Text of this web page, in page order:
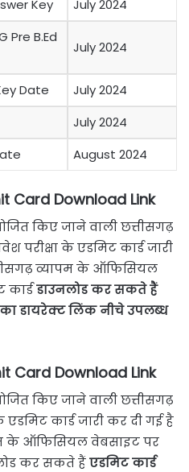
Key
July 2024
Pre B.Ed
July 2024
Date
July 2024
July 2024
August 2024
Card Download Link
किए जाने वाली छत्तीसगढ़
परीक्षा के एडमिट कार्ड जारी
व्यापम के ऑफिसियल
डाउनलोड कर सकते हैं
डायरेक्ट लिंक नीचे उपलब्ध
Card Download Link
किए जाने वाली छत्तीसगढ़
एडमिट कार्ड जारी कर दी गई है
के ऑफिसियल वेबसाइट पर
कर सकते हैंएडमिट कार्ड